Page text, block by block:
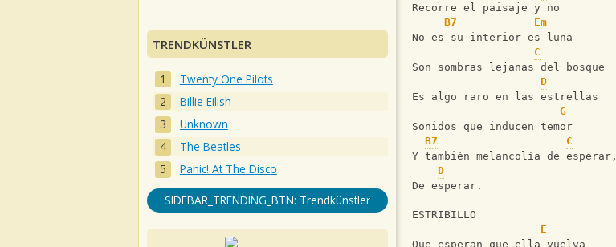
Recorre el paisaje y no
B7
Em
No es su interior es luna
C
Son sombras lejanas del bosque
D
Es algo raro en las estrellas
G
Sonidos que inducen temor
B7
C
Y también melancolía de esperar,
D
De esperar.
ESTRIBILLO
E
Que esperan que ella vuelva
TRENDKÜNSTLER
Twenty One Pilots
Billie Eilish
Unknown
The Beatles
Panic! At The Disco
SIDEBAR_TRENDING_BTN: Trendkünstler